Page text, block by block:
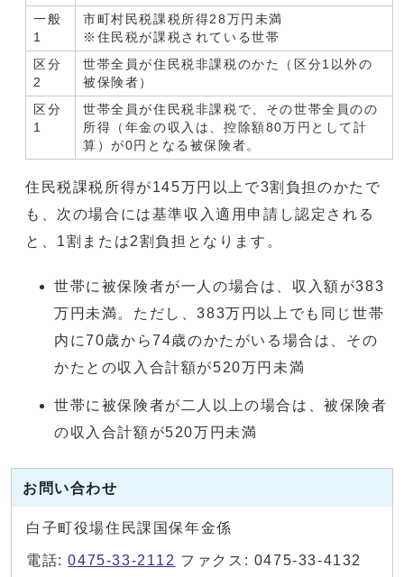
一般
1
市町村民税課税所得28万円未満
※住民税が課税されている世帯
区分
2
世帯全員が住民税非課税のかた（区分1以外の
被保険者）
区分
1
世帯全員が住民税非課税で、その世帯全員のの
所得（年金の収入は、控除額80万円として計
算）が0円となる被保険者。
住民税課税所得が145万円以上で3割負担のかたで
も、次の場合には基準収入適用申請し認定される
と、1割または2割負担となります。
世帯に被保険者が一人の場合は、収入額が383
万円未満。ただし、383万円以上でも同じ世帯
内に70歳から74歳のかたがいる場合は、その
かたとの収入合計額が520万円未満
世帯に被保険者が二人以上の場合は、被保険者
の収入合計額が520万円未満
お問い合わせ
白子町役場住民課国保年金係
電話:0475-33-2112 ファクス: 0475-33-4132